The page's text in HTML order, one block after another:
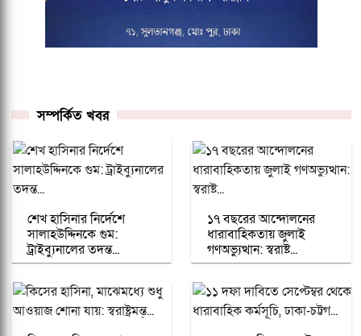
সম্পর্কিত খবর
শেখ হাসিনার নির্দেশে
সালাহউদ্দিনকে গুম:
ট্রাইব্যুনালের তদন্ত...
১৭ বছরের আন্দোলনের
ধারাবাহিকতায় জুলাই
গণঅভ্যুত্থান: স্বরাষ্ট...